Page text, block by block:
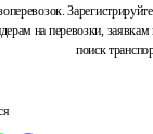
на перевозки,
поиск